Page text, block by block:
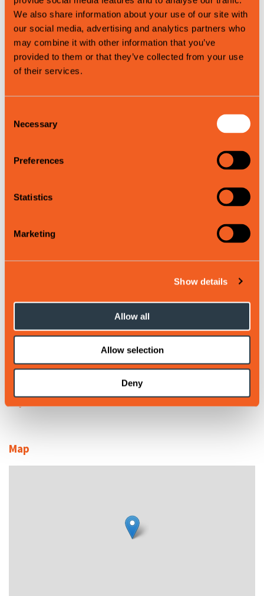
We also share information about your use of our site with
our social media, advertising and analytics partners who
may combine it with other information that you’ve
provided to them or that they’ve collected from your use
of their services.
Selection
Necessary
Preferences
Statistics
Marketing
Show details
Allow all
Allow selection
Deny
Ruteplan:
Møt opp min 10 minutter før oppstart
1 - Sjekk inn på basen vår
3 - Transport til elva
5 - Oppvarming og øvelse på vennlig elveseksjon
7 - Pakke bilen
NB – kunden må sjølv ha forsikring som dekker denne
gjestene på dette produktet.
inquiry@outdoornorway.com
Produktegenskaper
Sommer
Map